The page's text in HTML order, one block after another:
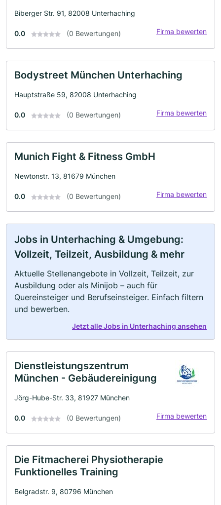
Biberger Str. 91, 82008 Unterhaching
0.0 (0 Bewertungen) Firma bewerten
Bodystreet München Unterhaching
Hauptstraße 59, 82008 Unterhaching
0.0 (0 Bewertungen) Firma bewerten
Munich Fight & Fitness GmbH
Newtonstr. 13, 81679 München
0.0 (0 Bewertungen) Firma bewerten
Jobs in Unterhaching & Umgebung:
Vollzeit, Teilzeit, Ausbildung & mehr
Aktuelle Stellenangebote in Vollzeit, Teilzeit, zur
Ausbildung oder als Minijob – auch für
Quereinsteiger und Berufseinsteiger. Einfach filtern
und bewerben.
Jetzt alle Jobs in Unterhaching ansehen
Dienstleistungszentrum
München - Gebäudereinigung
Jörg-Hube-Str. 33, 81927 München
0.0 (0 Bewertungen) Firma bewerten
Die Fitmacherei Physiotherapie
Funktionelles Training
Belgradstr. 9, 80796 München